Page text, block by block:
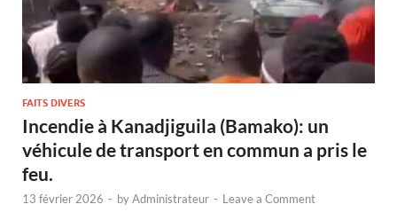
FAITS DIVERS
Incendie à Kanadjiguila (Bamako): un
véhicule de transport en commun a pris le
feu.
13 février 2026 - byAdministrateur - Leave a Comment